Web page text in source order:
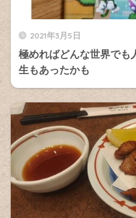
2021年3月5日
極めればどんな世界でも
生もあったかも